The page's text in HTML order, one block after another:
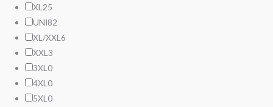
XL 25
UNI82
XL/XXL 6
XXL3
3XL 0
4XL 0
5XL 0